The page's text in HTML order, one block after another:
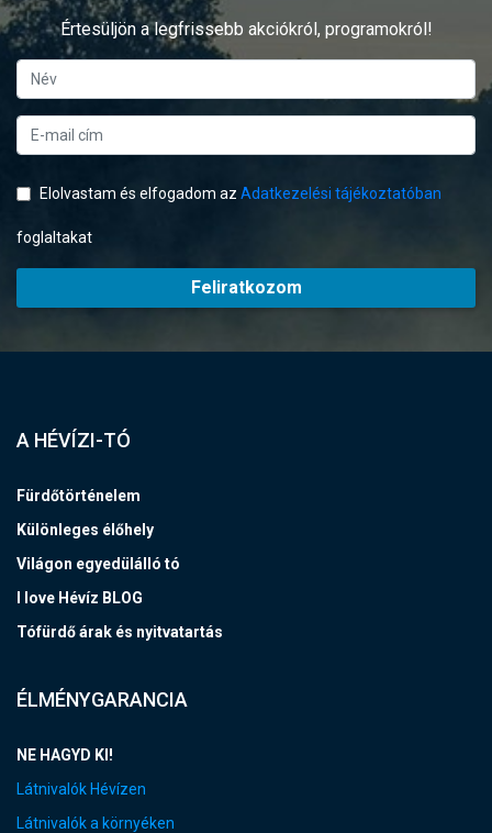
Értesüljön a legfrissebb akciókról, programokról!
Elolvastam és elfogadom az Adatkezelési tájékoztatóban
foglaltakat
Feliratkozom
A HÉVÍZI-TÓ
Fürdőtörténelem
Különleges élőhely
Világon egyedülálló tó
I love Hévíz BLOG
Tófürdő árak és nyitvatartás
ÉLMÉNYGARANCIA
NE HAGYD KI!
Látnivalók Hévízen
Látnivalók a környéken